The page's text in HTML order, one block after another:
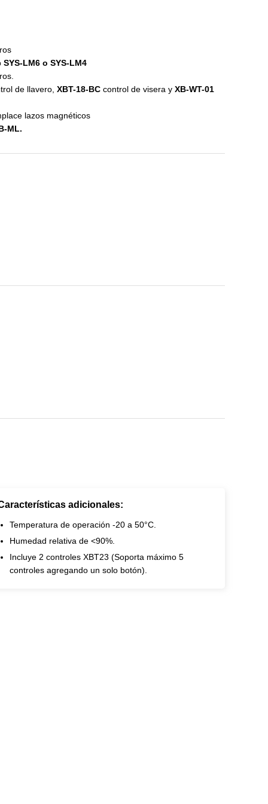
SYS-LM6 o SYS-LM4
de llavero, XBT-18-BC control de visera y XB-WT-01
lazos magnéticos
ML.
adicionales:
Temperatura de operación -20 a 50°C.
Humedad relativa de <90%.
Incluye 2 controles XBT23 (Soporta máximo 5
controles agregando un solo botón).